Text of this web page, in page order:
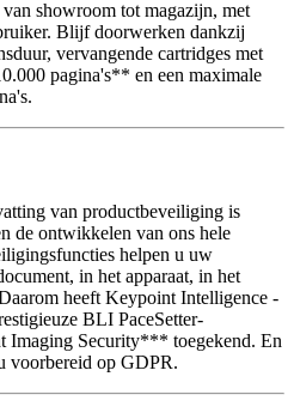
showroom tot magazijn, met
Blijf doorwerken dankzij
vervangende cartridges met
pagina's** en een maximale
van productbeveiliging is
de ontwikkelen van ons hele
helpen u uw
in het apparaat, in het
heeft Keypoint Intelligence -
BLI PaceSetter-
Imaging Security*** toegekend. En
voorbereid op GDPR.